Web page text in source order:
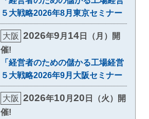
５大戦略2026年8月東京セミナー
大阪 2026年9 月 14 日（月）開
催!
「経営者のための儲かる工場経営
５大戦略2026年9月大阪セミナー
大阪 2026年10 月20 日（火）開
催!